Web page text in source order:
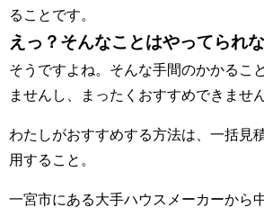
ることです。
えっ？そんなことはやってられ
そうですよね。そんな手間のかかるこ
ませんし、まったくおすすめできません
わたしがおすすめする方法は、一括見
用すること。
一宮市にある大手ハウスメーカーから